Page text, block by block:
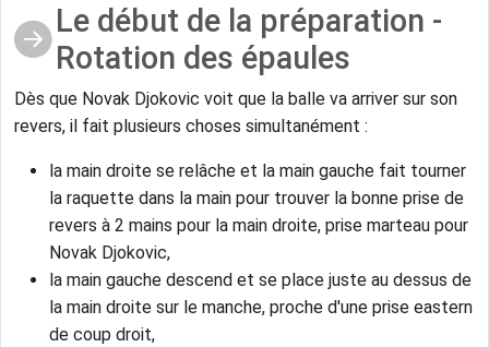
Le début de la préparation -
Rotation des épaules
Dès que Novak Djokovic voit que la balle va arriver sur son
revers, il fait plusieurs choses simultanément :
la main droite se relâche et la main gauche fait tourner
la raquette dans la main pour trouver la bonne prise de
revers à 2 mains pour la main droite, prise marteau pour
Novak Djokovic,
la main gauche descend et se place juste au dessus de
la main droite sur le manche, proche d'une prise eastern
de coup droit,